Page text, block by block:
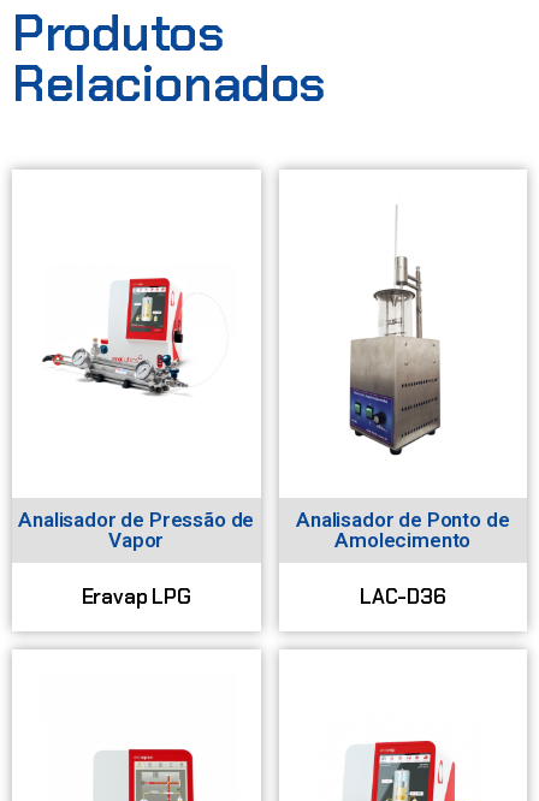
Produtos
Relacionados
Analisador de Pressão de
Vapor
Eravap LPG
Analisador de Ponto de
Amolecimento
LAC-D36